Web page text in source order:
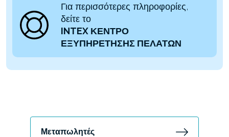
Για περισσότερες πληροφορίες,
δείτε το
INTEX ΚΕΝΤΡΟ
ΕΞΥΠΗΡΕΤΗΣΗΣ ΠΕΛΑΤΩΝ
Μεταπωλητές